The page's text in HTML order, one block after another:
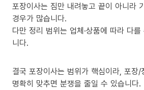
포장이사는 짐만 내려놓고 끝이 아니라
경우가 많습니다.
다만 정리 범위는 업체·상품에 따라 다
니다.
결국 포장이사는 범위가 핵심이라, 포장
명확히 맞추면 분쟁을 줄일 수 있습니다.